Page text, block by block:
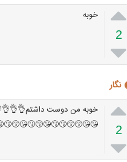

2

خوبه
نگار

2

خوبه من دوست